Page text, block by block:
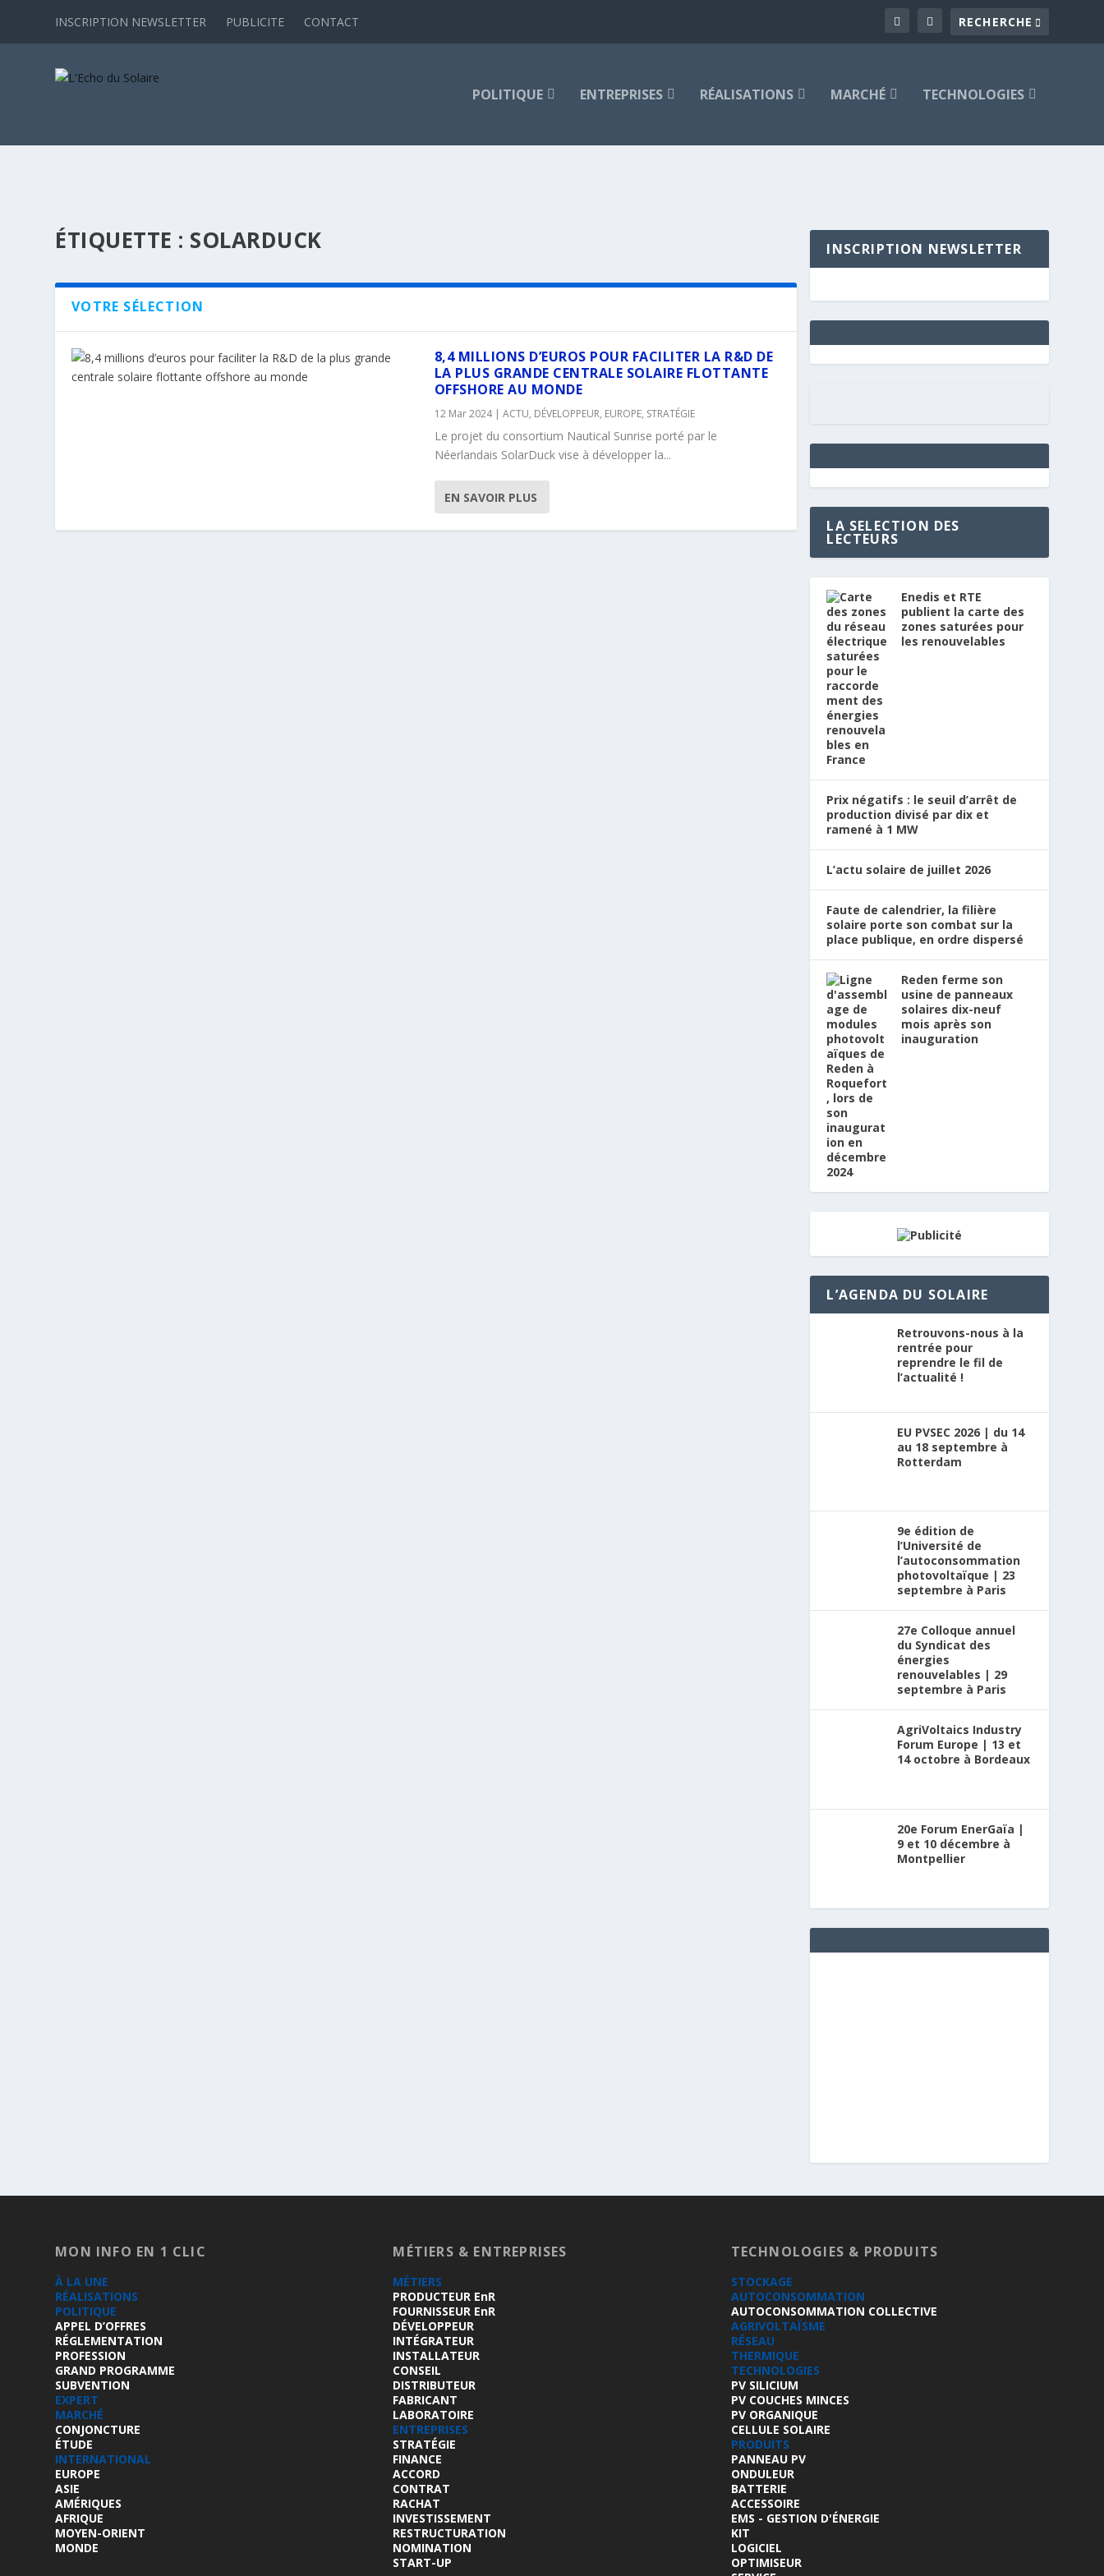
INSCRIPTION NEWSLETTER PUBLICITE CONTACT
POLITIQUE ENTREPRISES RÉALISATIONS MARCHÉ TECHNOLOGIES
ÉTIQUETTE : SOLARDUCK
VOTRE SÉLECTION
8,4 MILLIONS D’EUROS POUR FACILITER LA R&D DE
LA PLUS GRANDE CENTRALE SOLAIRE FLOTTANTE
OFFSHORE AU MONDE
12 Mar 2024| ACTU, DÉVELOPPEUR, EUROPE, STRATÉGIE
Le projet du consortium Nautical Sunrise porté par le
Néerlandais SolarDuck vise à développer la...
EN SAVOIR PLUS
INSCRIPTION NEWSLETTER
LA SELECTION DES
LECTEURS
Enedis et RTE
publient la carte des
zones saturées pour
les renouvelables
Prix négatifs : le seuil d’arrêt de
production divisé par dix et
ramené à 1 MW
L’actu solaire de juillet 2026
Faute de calendrier, la filière
solaire porte son combat sur la
place publique, en ordre dispersé
Reden ferme son
usine de panneaux
solaires dix-neuf
mois après son
inauguration
L’AGENDA DU SOLAIRE
Retrouvons-nous à la
rentrée pour
reprendre le fil de
l’actualité !
EU PVSEC 2026 | du 14
au 18 septembre à
Rotterdam
9e édition de
l’Université de
l’autoconsommation
photovoltaïque | 23
septembre à Paris
27e Colloque annuel
du Syndicat des
énergies
renouvelables | 29
septembre à Paris
AgriVoltaics Industry
Forum Europe | 13 et
14 octobre à Bordeaux
20e Forum EnerGaïa |
9 et 10 décembre à
Montpellier
MON INFO EN 1 CLIC
À LA UNE
RÉALISATIONS
POLITIQUE
APPEL D’OFFRES
RÉGLEMENTATION
PROFESSION
GRAND PROGRAMME
SUBVENTION
EXPERT
MARCHÉ
CONJONCTURE
ÉTUDE
INTERNATIONAL
EUROPE
ASIE
AMÉRIQUES
AFRIQUE
MOYEN-ORIENT
MONDE
MÉTIERS & ENTREPRISES
MÉTIERS
PRODUCTEUR EnR
FOURNISSEUR EnR
DÉVELOPPEUR
INTÉGRATEUR
INSTALLATEUR
CONSEIL
DISTRIBUTEUR
FABRICANT
LABORATOIRE
ENTREPRISES
STRATÉGIE
FINANCE
ACCORD
CONTRAT
RACHAT
INVESTISSEMENT
RESTRUCTURATION
NOMINATION
START-UP
TECHNOLOGIES & PRODUITS
STOCKAGE
AUTOCONSOMMATION
AUTOCONSOMMATION COLLECTIVE
AGRIVOLTAÏSME
RÉSEAU
THERMIQUE
TECHNOLOGIES
PV SILICIUM
PV COUCHES MINCES
PV ORGANIQUE
CELLULE SOLAIRE
PRODUITS
PANNEAU PV
ONDULEUR
BATTERIE
ACCESSOIRE
EMS - GESTION D'ÉNERGIE
KIT
LOGICIEL
OPTIMISEUR